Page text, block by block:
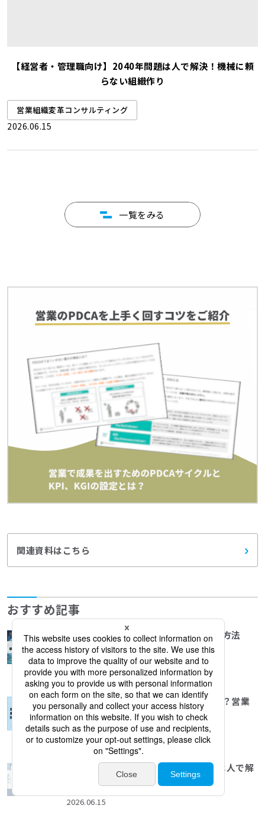
【経営者・管理職向け】2040年問題は人で解決！機械に頼
らない組織作り
営業組織変革コンサルティング
2026.06.15
一覧をみる
関連資料はこちら
おすすめ記事
事業戦略を営業の仕組みに落とし込む方法
【営業責任者向け】
2026.06.15
営業の属人化を解消する業務移管とは？営業
部長・管理職向けに解説
2026.06.15
【経営者・管理職向け】2040年問題は人で解
決！機械に頼らない組織作り
2026.06.15